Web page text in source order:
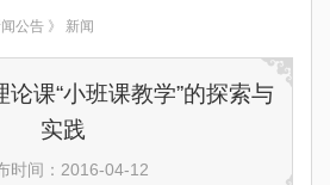
公告 》 新闻
课“小班课教学”的探索与
实践
时间：2016-04-12